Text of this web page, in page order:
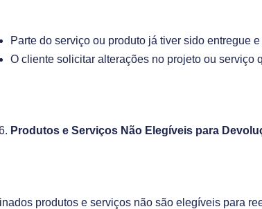
Parte do serviço ou produto já tiver sido entregue
O cliente solicitar alterações no projeto ou
Produtos e Serviços Não Elegíveis para
produtos e serviços não são elegíveis para